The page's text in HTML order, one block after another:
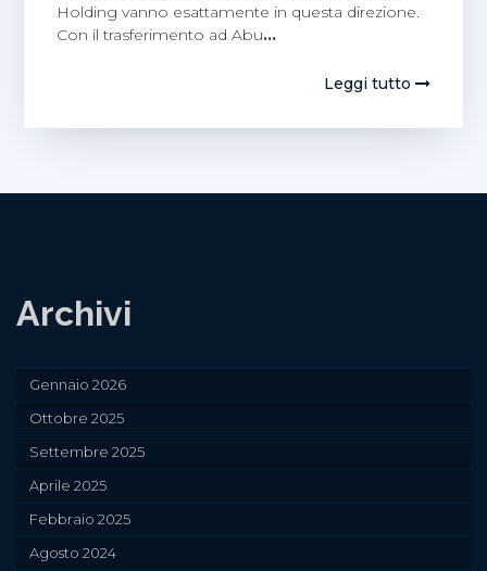
Holding vanno esattamente in questa direzione.
Con il trasferimento ad Abu…
Leggi tutto
Archivi
Gennaio 2026
Ottobre 2025
Settembre 2025
Aprile 2025
Febbraio 2025
Agosto 2024